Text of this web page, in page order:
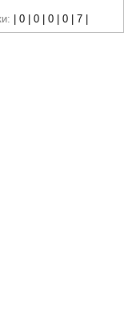
| 0 | 0 | 0 | 0 | 7 |